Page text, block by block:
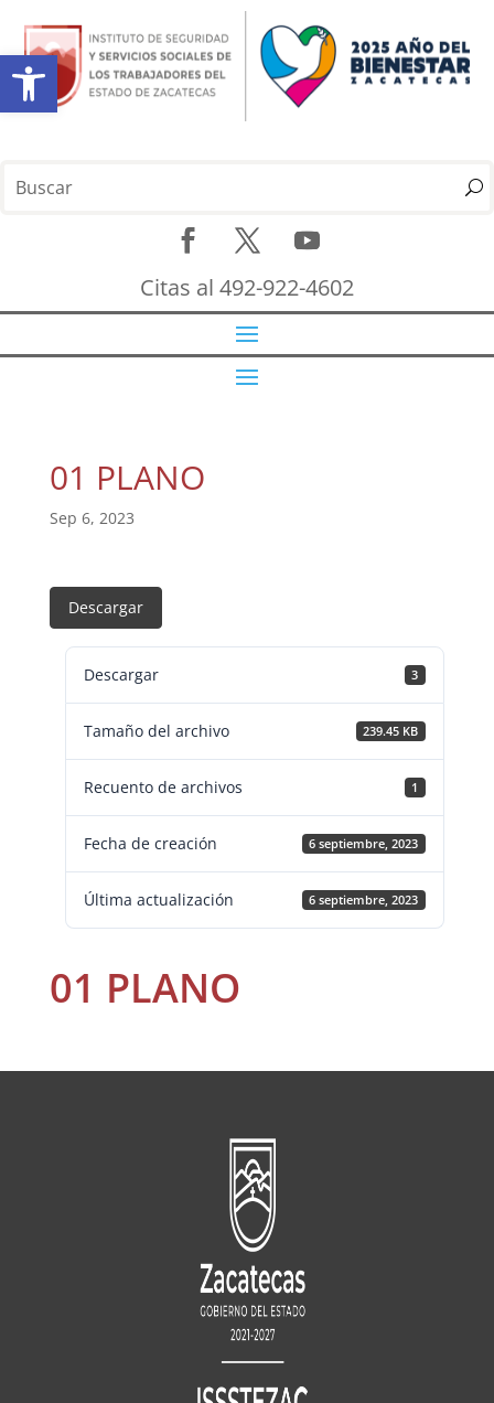
Abrir barra de herramientas
Citas al 492-922-4602
01 PLANO
Sep 6, 2023
Descargar
Descargar 3
Tamaño del archivo 239.45 KB
Recuento de archivos 1
Fecha de creación 6 septiembre, 2023
Última actualización 6 septiembre, 2023
01 PLANO